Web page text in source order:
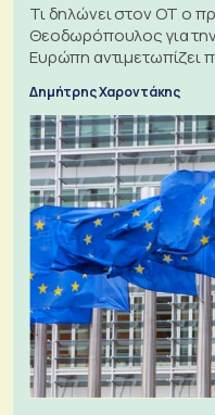
Τι δηλώνει στον ΟΤ ο
Θεοδωρόπουλος για
Ευρώπη αντιμετωπίζει
Δημήτρης Χαροντάκης